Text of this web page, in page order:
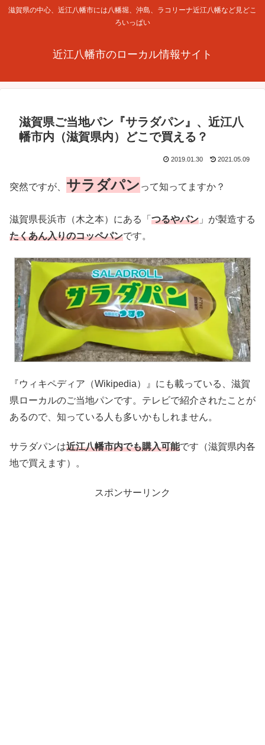
滋賀県の中心、近江八幡市には八幡堀、沖島、ラコリーナ近江八幡など見どこ
ろいっぱい
近江八幡市のローカル情報サイト
滋賀県ご当地パン『サラダパン』、近江八
幡市内（滋賀県内）どこで買える？
2019.01.30 2021.05.09
突然ですが、 サラダパン って知ってますか？
滋賀県長浜市（木之本）にある「 つるやパン 」が製造する
たくあん入りのコッペパンです。
『ウィキペディア（Wikipedia）』にも載っている、滋賀
県ローカルのご当地パンです。テレビで紹介されたことが
あるので、知っている人も多いかもしれません。
サラダパンは近江八幡市内でも購入可能です（滋賀県内各
地で買えます）。
スポンサーリンク